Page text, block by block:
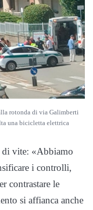
rotonda di via Galimberti
una bicicletta elettrica
di vite: «Abbiamo
i controlli,
contrastare le
si affianca anche